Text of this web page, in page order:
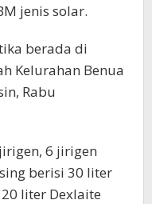
jenis solar.
berada di
Kelurahan Benua
Rabu
6 jirigen
berisi 30 liter
liter Dexlaite